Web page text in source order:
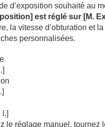
d’exposition souhaité au
est réglé sur [M.
la vitesse d’obturation
personnalisées.
l.]
le réglage manuel, tournez